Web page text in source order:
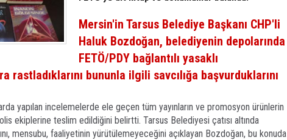
Mersin'in Tarsus Belediye Başkanı CHP'li
Haluk Bozdoğan, belediyenin depolarında
FETÖ/PDY bağlantılı yasaklı
rastladıklarını bununla ilgili savcılığa başvurduklarını
yapılan incelemelerde ele geçen tüm yayınların ve promosyon ürünlerin
ekiplerine teslim edildiğini belirtti. Tarsus Belediyesi çatısı altında
mensubu, faaliyetinin yürütülemeyeceğini açıklayan Bozdoğan, bu konuda